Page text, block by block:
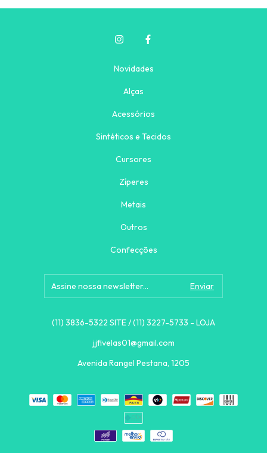
Novidades
Alças
Acessórios
Sintéticos e Tecidos
Cursores
Zíperes
Metais
Outros
Confecções
(11) 3836-5322 SITE / (11) 3227-5733 - LOJA
jjfivelas01@gmail.com
Avenida Rangel Pestana, 1205